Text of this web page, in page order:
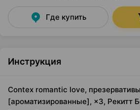
Где купить
Инструкция
Contex romantic love, презервативы
[ароматизированные], ×3, Рекитт